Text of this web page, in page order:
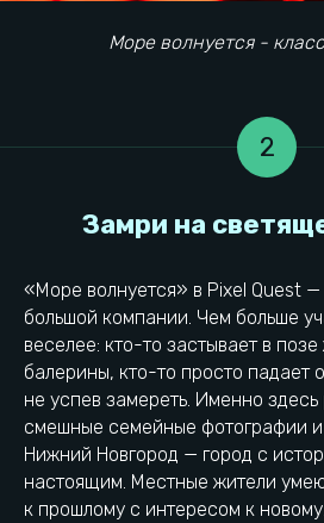
Море волнуется -
2
«Море волнуется» в Pixel Quest —
большой компании. Чем больше
веселее: кто-то застывает в
балерины, кто-то просто падает
не успев замереть. Именно
смешные семейные фотографии и
Нижний Новгород — город с
настоящим. Местные жители
к прошлому с интересом к
Отзыв родителя